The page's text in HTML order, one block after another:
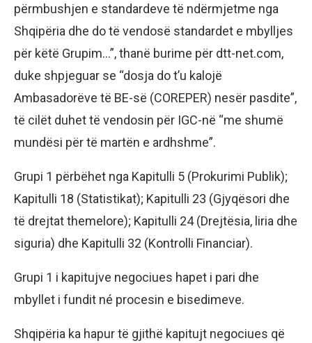
përmbushjen e standardeve të ndërmjetme nga
Shqipëria dhe do të vendosë standardet e mbylljes
për këtë Grupim…”, thanë burime për dtt-net.com,
duke shpjeguar se “dosja do t’u kalojë
Ambasadorëve të BE-së (COREPER) nesër pasdite”,
të cilët duhet të vendosin për IGC-në “me shumë
mundësi për të martën e ardhshme”.
Grupi 1 përbëhet nga Kapitulli 5 (Prokurimi Publik);
Kapitulli 18 (Statistikat); Kapitulli 23 (Gjyqësori dhe
të drejtat themelore); Kapitulli 24 (Drejtësia, liria dhe
siguria) dhe Kapitulli 32 (Kontrolli Financiar).
Grupi 1 i kapitujve negociues hapet i pari dhe
mbyllet i fundit né procesin e bisedimeve.
Shqipëria ka hapur të gjithë kapitujt negociues që